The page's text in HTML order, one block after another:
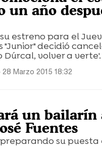
un año
estreno para el
"Junior" decidió
Dúrcal, volver a verte'.
28 Marzo 2015 18:32
un
Fuentes
su